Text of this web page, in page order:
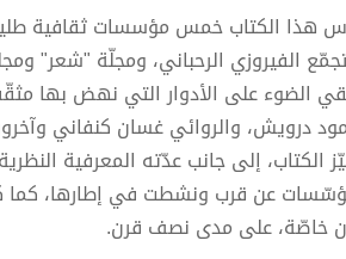
هذا الكتاب خمس مؤسسات ثقافية
الفيروزي الرحباني، ومجلّة "شعر"
الضوء على الأدوار التي نهض بها
درويش، والروائي غسان كنفاني
الكتاب، إلى جانب عدّته المعرفية
عن قرب ونشطت في إطارها، كما
خاصّة، على مدى نصف قرن.